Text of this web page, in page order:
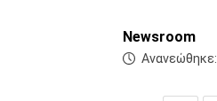
Newsroom
Ανανεώθηκε: